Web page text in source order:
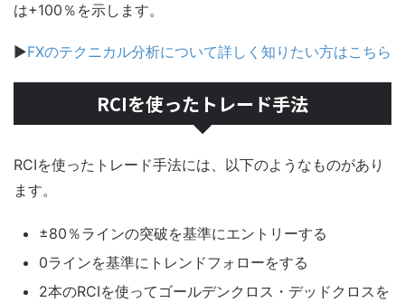
は+100％を示します。
▶FXのテクニカル分析について詳しく知りたい方はこちら
RCIを使ったトレード手法
RCIを使ったトレード手法には、以下のようなものがあり
ます。
±80％ラインの突破を基準にエントリーする
0ラインを基準にトレンドフォローをする
2本のRCIを使ってゴールデンクロス・デッドクロスを